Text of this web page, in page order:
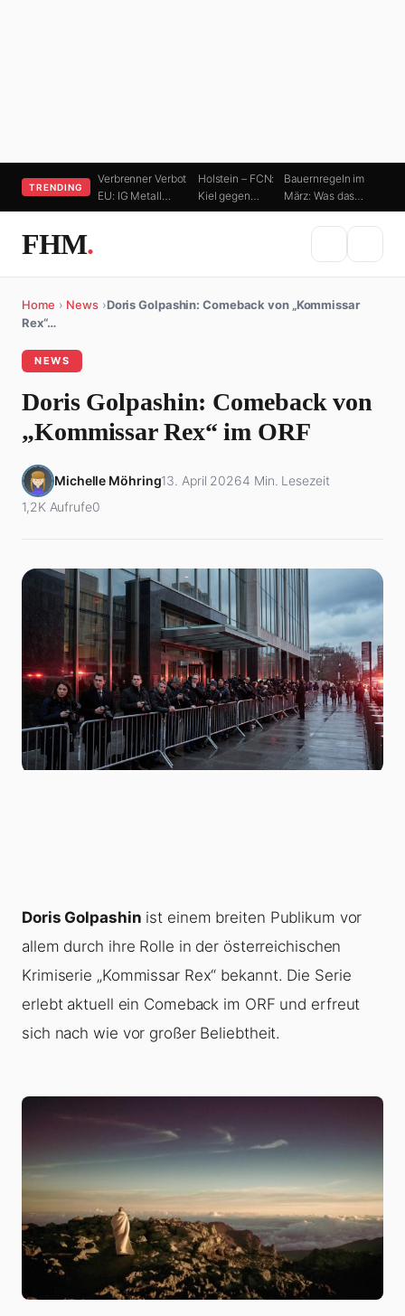
TRENDING
Verbrenner Verbot
EU: IG Metall…
Holstein – FCN:
Kiel gegen…
Bauernregeln im
März: Was das…
FHM.
Home › News ›Doris Golpashin: Comeback von „Kommissar
Rex“…
NEWS
Doris Golpashin: Comeback von
„Kommissar Rex“ im ORF
Michelle Möhring13. April 20264 Min. Lesezeit
1,2K Aufrufe0
Doris Golpashin ist einem breiten Publikum vor
allem durch ihre Rolle in der österreichischen
Krimiserie „Kommissar Rex“ bekannt. Die Serie
erlebt aktuell ein Comeback im ORF und erfreut
sich nach wie vor großer Beliebtheit.